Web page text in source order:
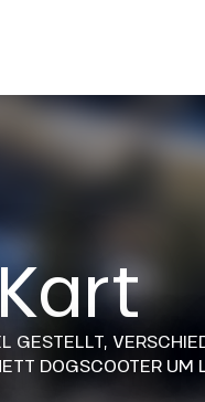
GESTELLT,
DOGSCOOTER UM